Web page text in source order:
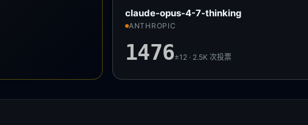
claude-opus-4-7-thinking
ANTHROPIC
1476±12 · 2.5K次投票